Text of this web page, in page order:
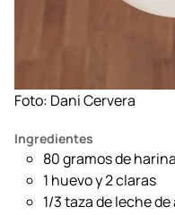
Foto: Dani Cervera